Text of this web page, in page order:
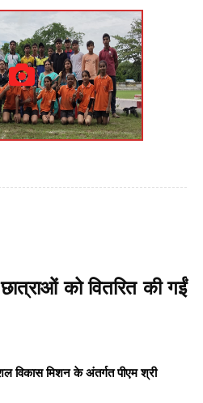
छात्राओं को वितरित की गईं
विकास मिशन के अंतर्गत पीएम श्री